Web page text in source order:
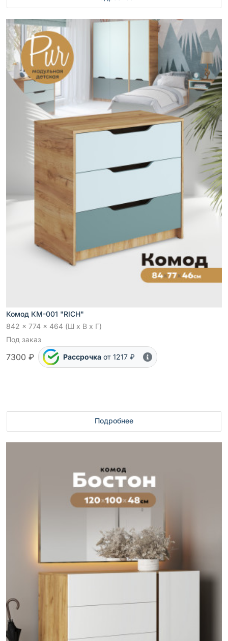
Комод КМ-001 "RICH"
842 x 774 x 464 (Ш x В x Г)
Под заказ
7300 ₽ Рассрочка от 1217 ₽
Подробнее